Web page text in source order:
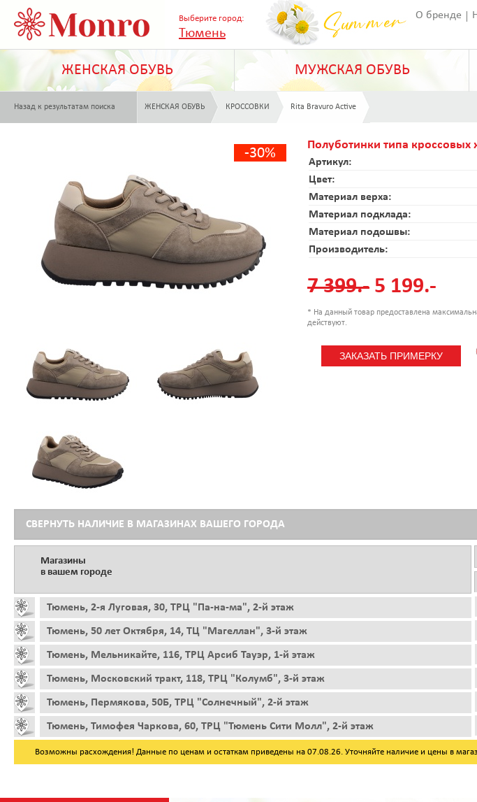
Выберите город:
Тюмень
О бренде
ЖЕНСКАЯ ОБУВЬ МУЖСКАЯ ОБУВЬ
Назад к результатам поиска ЖЕНСКАЯ ОБУВЬ КРОССОВКИ Rita Bravuro Active
-30%
Полуботинки типа кроссовых
Артикул:
Цвет:
Материал верха:
Материал подклада:
Материал подошвы:
Производитель:
7 399.- 5 199.-
* На данный товар предоставлена
действуют.
СВЕРНУТЬ НАЛИЧИЕ В МАГАЗИНАХ ВАШЕГО ГОРОДА
Магазины
в вашем городе
Тюмень, 2-я Луговая, 30, ТРЦ "Па-на-ма", 2-й этаж
Тюмень, 50 лет Октября, 14, ТЦ "Магеллан", 3-й этаж
Тюмень, Мельникайте, 116, ТРЦ Арсиб Тауэр, 1-й этаж
Тюмень, Московский тракт, 118, ТРЦ "Колумб", 3-й этаж
Тюмень, Пермякова, 50Б, ТРЦ "Солнечный", 2-й этаж
Тюмень, Тимофея Чаркова, 60, ТРЦ "Тюмень Сити Молл", 2-й этаж
Возможны расхождения! Данные по ценам и остаткам приведены на 07.08.26. Уточняйте наличие и цены в